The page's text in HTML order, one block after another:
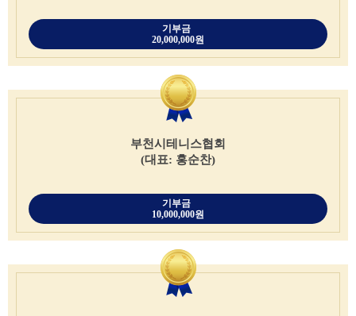
기부금
20,000,000원
부천시테니스협회
(대표: 홍순찬)
기부금
10,000,000원